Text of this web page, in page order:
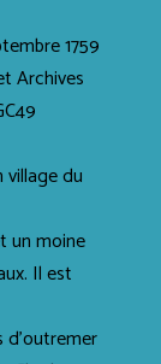
1759
Archives
village du
un moine
Il est
d'outremer